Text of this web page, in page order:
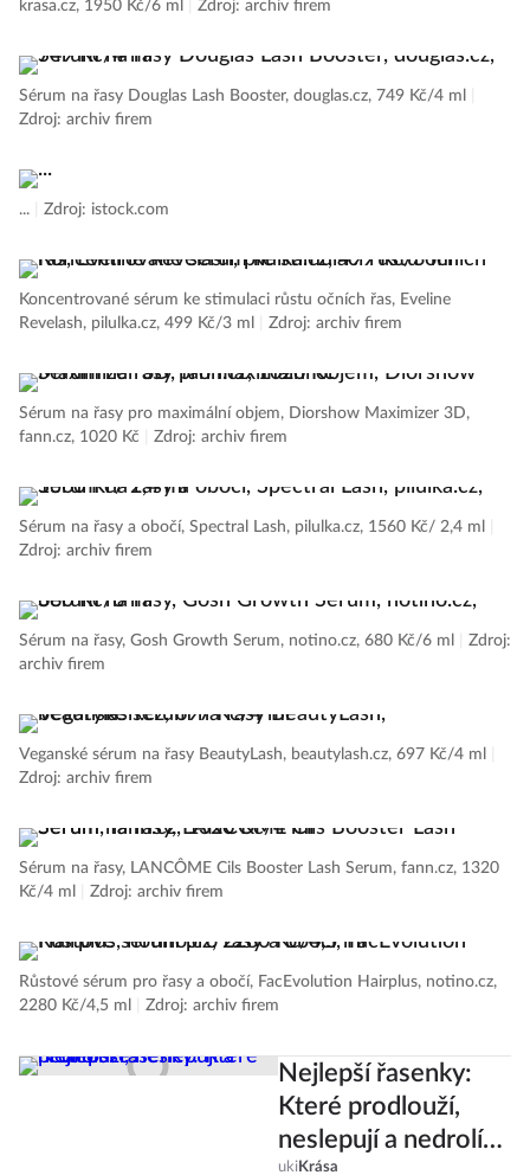
krasa.cz, 1950 Kč/6 ml
Zdroj: archiv firem
Sérum na řasy Douglas Lash Booster, douglas.cz, 749 Kč/4 ml
Zdroj: archiv firem
... Zdroj: istock.com
Koncentrované sérum ke stimulaci růstu očních řas, Eveline
Revelash, pilulka.cz, 499 Kč/3 ml
Zdroj: archiv firem
Sérum na řasy pro maximální objem, Diorshow Maximizer 3D,
fann.cz, 1020 Kč
Zdroj: archiv firem
Sérum na řasy a obočí, Spectral Lash, pilulka.cz, 1560 Kč/ 2,4 ml
Zdroj: archiv firem
Sérum na řasy, Gosh Growth Serum, notino.cz, 680 Kč/6 ml
Zdroj:
archiv firem
Veganské sérum na řasy BeautyLash, beautylash.cz, 697 Kč/4 ml
Zdroj: archiv firem
Sérum na řasy, LANCÔME Cils Booster Lash Serum, fann.cz, 1320
Kč/4 ml
Zdroj: archiv firem
Růstové sérum pro řasy a obočí, FacEvolution Hairplus, notino.cz,
2280 Kč/4,5 ml
Zdroj: archiv firem
Nejlepší řasenky:
Které prodlouží,
neslepují a nedrolí
uki Krása